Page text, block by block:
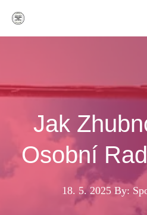
Jak
Osobní
18. 5. 2025 By: